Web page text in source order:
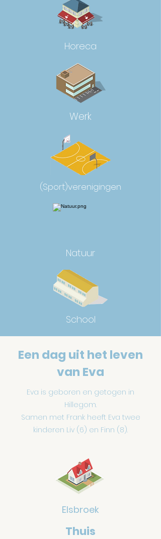
Horeca
Werk
(Sport)verenigingen
Natuur
School
Een dag uit het leven
van Eva
Eva is geboren en getogen in
Hillegom.
Samen met Frank heeft Eva twee
kinderen Liv (6) en Finn (8).
Elsbroek
Thuis